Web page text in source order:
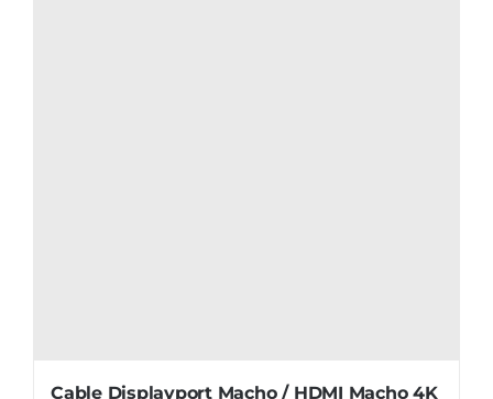
Cable Displayport Macho / HDMI Macho 4K